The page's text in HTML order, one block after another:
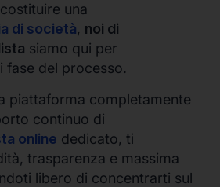
una
di società, noi di
siamo qui per
fase del processo.
piattaforma completamente
continuo di
online dedicato, ti
trasparenza e massima
libero di concentrarti sul